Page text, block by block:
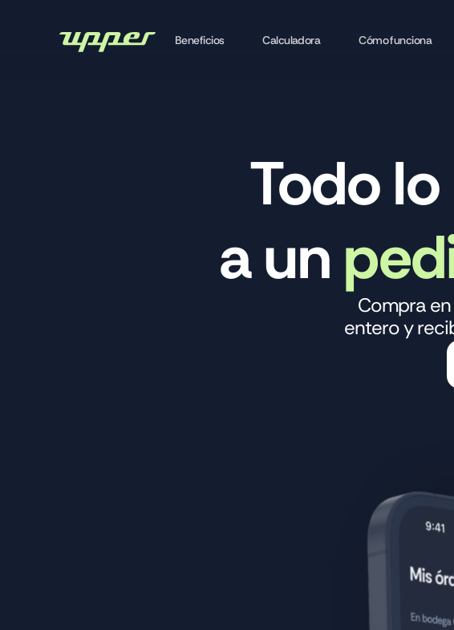
Beneficios Calculadora Cómo funciona
Todo
a un
Compra
entero y